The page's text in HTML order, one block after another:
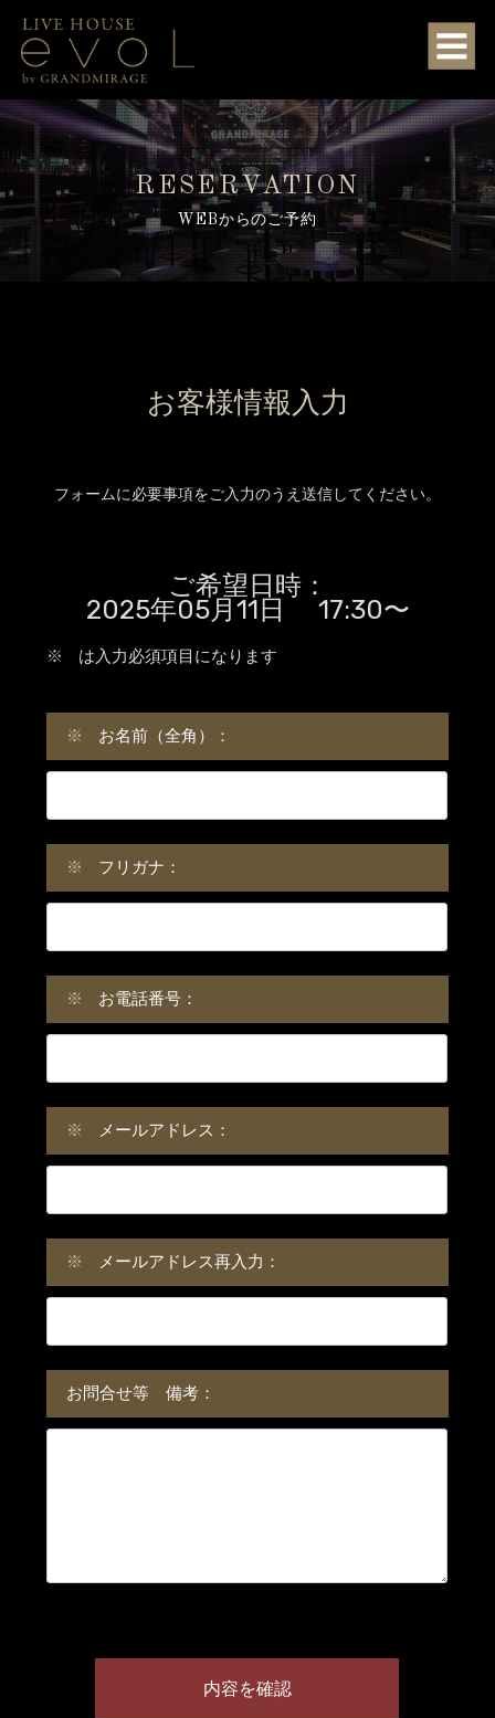
RESERVATION
WEBからのご予約
お客様情報入力
フォームに必要事項をご入力のうえ送信してください。
ご希望日時：
2025年05月11日 17:30〜
※ は入力必須項目になります
※ お名前（全角）：
※ フリガナ：
※ お電話番号：
※ メールアドレス：
※ メールアドレス再入力：
お問合せ等 備考：